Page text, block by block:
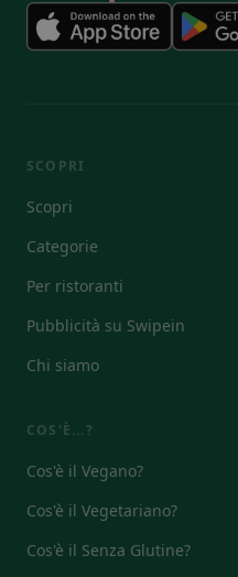
SCOPRI
Scopri
Categorie
Per ristoranti
Pubblicità su Swipein
Chi siamo
COS'È...?
Cos'è il Vegano?
Cos'è il Vegetariano?
Cos'è il Senza Glutine?